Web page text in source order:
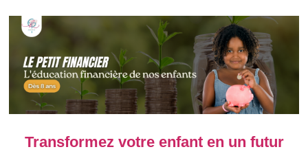
Transformez votre enfant en un futur